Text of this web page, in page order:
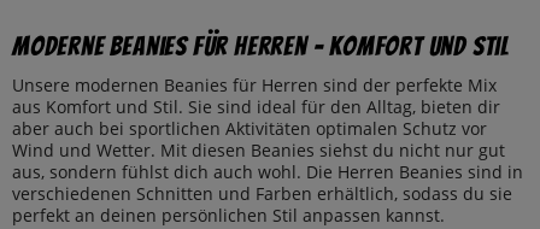
Moderne Beanies für Herren – Komfort und Stil
Unsere modernen Beanies für Herren sind der perfekte Mix
aus Komfort und Stil. Sie sind ideal für den Alltag, bieten dir
aber auch bei sportlichen Aktivitäten optimalen Schutz vor
Wind und Wetter. Mit diesen Beanies siehst du nicht nur gut
aus, sondern fühlst dich auch wohl. Die Herren Beanies sind in
verschiedenen Schnitten und Farben erhältlich, sodass du sie
perfekt an deinen persönlichen Stil anpassen kannst.